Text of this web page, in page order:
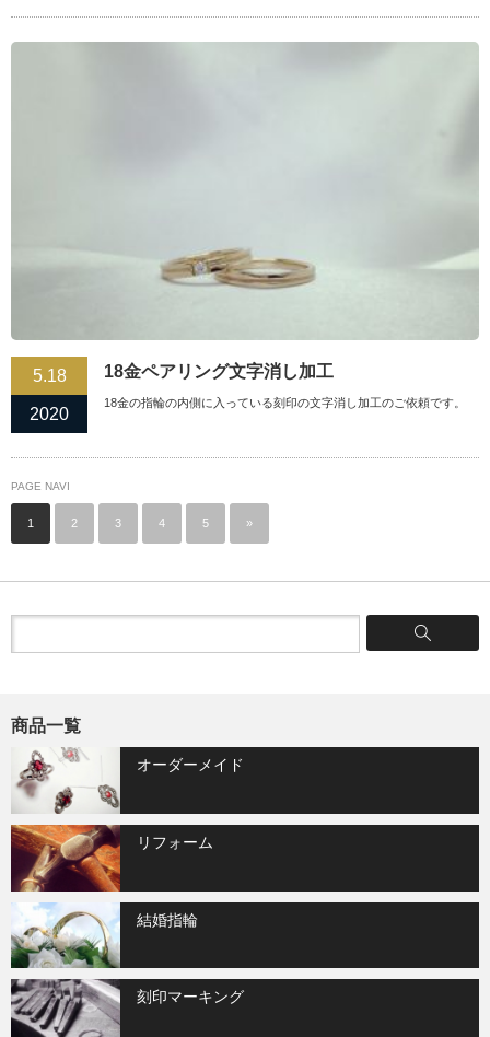
5.18
2020
18金ペアリング文字消し加工
18金の指輪の内側に入っている刻印の文字消し加工のご依頼です。
PAGE NAVI
1 2 3 4 5 »
商品一覧
オーダーメイド
リフォーム
結婚指輪
刻印マーキング